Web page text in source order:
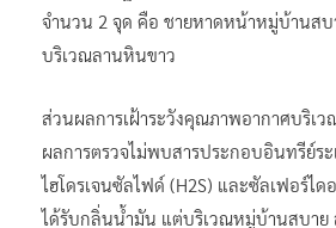
จำนวน 2 จุด คือ ชายหาดหน้าหมู่บ้านสบ
บริเวณลานหินขาว
ส่วนผลการเฝ้าระวังคุณภาพอากาศบริเ
ผลการตรวจไม่พบสารประกอบอินทรีย์ระ
ไฮโดรเจนซัลไฟด์ (H2S) และซัลเฟอร์ได
ได้รับกลิ่นน้ำมัน แต่บริเวณหมู่บ้านสบาย